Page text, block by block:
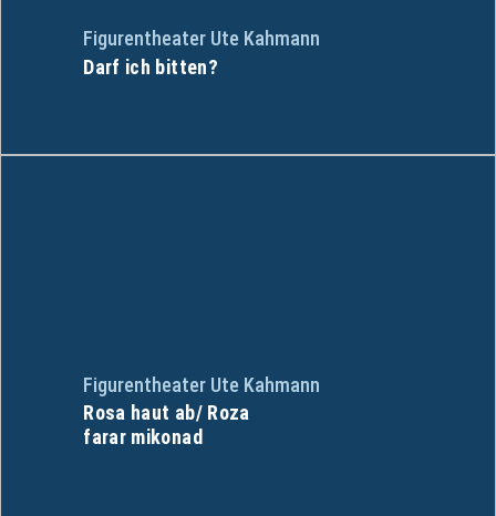
Figurentheater Ute Kahmann
Darf ich bitten?
Figurentheater Ute Kahmann
Rosa haut ab/ Roza
farar mikonad